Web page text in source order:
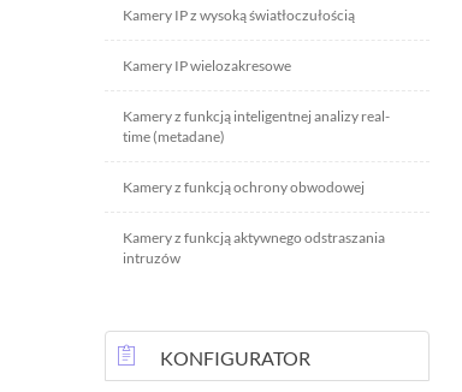
Kamery IP z wysoką światłoczułością
Kamery IP wielozakresowe
Kamery z funkcją inteligentnej analizy real-
time (metadane)
Kamery z funkcją ochrony obwodowej
Kamery z funkcją aktywnego odstraszania
intruzów
KONFIGURATOR